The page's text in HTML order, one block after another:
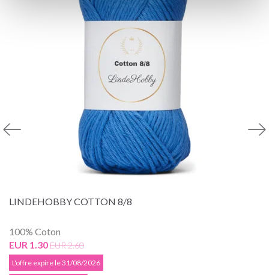
LINDEHOBBY COTTON 8/8
100% Coton
EUR 1.30EUR 2.60
L'offre expire le 31/08/2026